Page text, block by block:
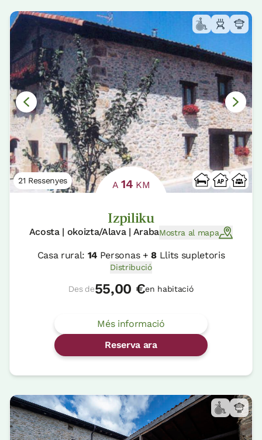
21 Ressenyes A 14 KM
Izpiliku
Acosta | okoizta/Alava | ArabaMostra al mapa
Casa rural: 14 Personas +8Llits supletoris
Distribució
Des de55,00 €en habitació
Més informació
Reserva ara